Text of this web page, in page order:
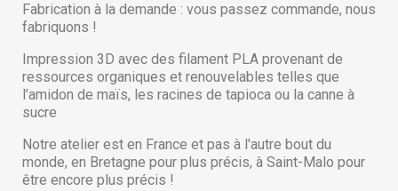
Fabrication à la demande : vous passez commande, nous
fabriquons !
Impression 3D avec des filament PLA provenant de
ressources organiques et renouvelables telles que
l’amidon de maïs, les racines de tapioca ou la canne à
sucre
Notre atelier est en France et pas à l'autre bout du
monde, en Bretagne pour plus précis, à Saint-Malo pour
être encore plus précis !